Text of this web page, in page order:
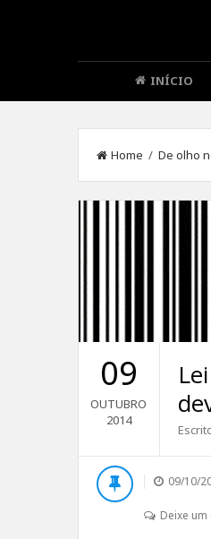
INÍCIO
Home / De olho
09
OUTUBRO
2014
09/10/
Deixe